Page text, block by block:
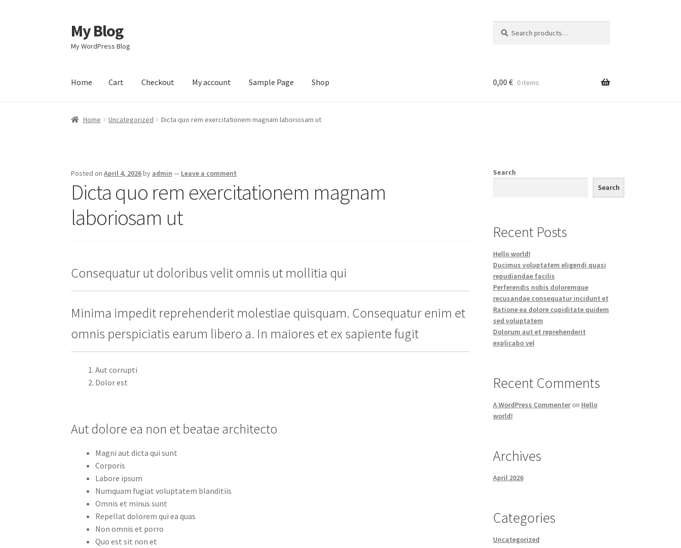
Skip
to
navigation
Skip
to
content
My Blog
My WordPress Blog
for:
Home Cart Checkout My account Sample Page Shop
Home Checkout My account Sample Page Shop
0,00 € 0 items
Home Uncategorized Dicta quo rem exercitationem magnam laboriosam ut
Posted onApril 4, 2026by admin — Leave a comment
Dicta quo rem exercitationem magnam
laboriosam ut
Consequatur ut doloribus velit omnis ut mollitia qui
Minima impedit reprehenderit molestiae quisquam. Consequatur enim et
omnis perspiciatis earum libero a. In maiores et ex sapiente fugit
Aut corrupti
Dolor est
Aut dolore ea non et beatae architecto
Magni aut dicta qui sunt
Corporis
Labore ipsum
Numquam fugiat voluptatem blanditiis
Omnis et minus sunt
Repellat dolorem qui ea quas
Non omnis et porro
Quo est sit non et
Search
Search
Recent Posts
Hello world!
Ducimus voluptatem eligendi quasi
repudiandae facilis
Perferendis nobis doloremque
recusandae consequatur incidunt et
Ratione ea dolore cupiditate quidem
sed voluptatem
Dolorum aut et reprehenderit
explicabo vel
Recent Comments
A WordPress Commenteron Hello
world!
Archives
April 2026
Categories
Uncategorized